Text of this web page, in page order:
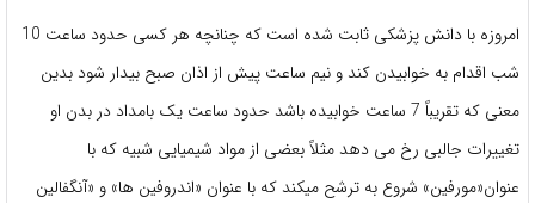
امروزه با دانش پزشکی ثابت شده است که چنانچه هر کسی حدود ساعت 10
شب اقدام به خوابیدن کند و نیم ساعت پیش از اذان صبح بیدار شود بدین
معنی که تقریباً 7 ساعت خوابیده باشد حدود ساعت یک بامداد در بدن او
تغییرات جالبی رخ می دهد مثلاً بعضی از مواد شیمیایی شبیه که با
عنوان«مورفین» شروع به ترشح میکند که با عنوان «اندروفین ها» و «آنگفالین